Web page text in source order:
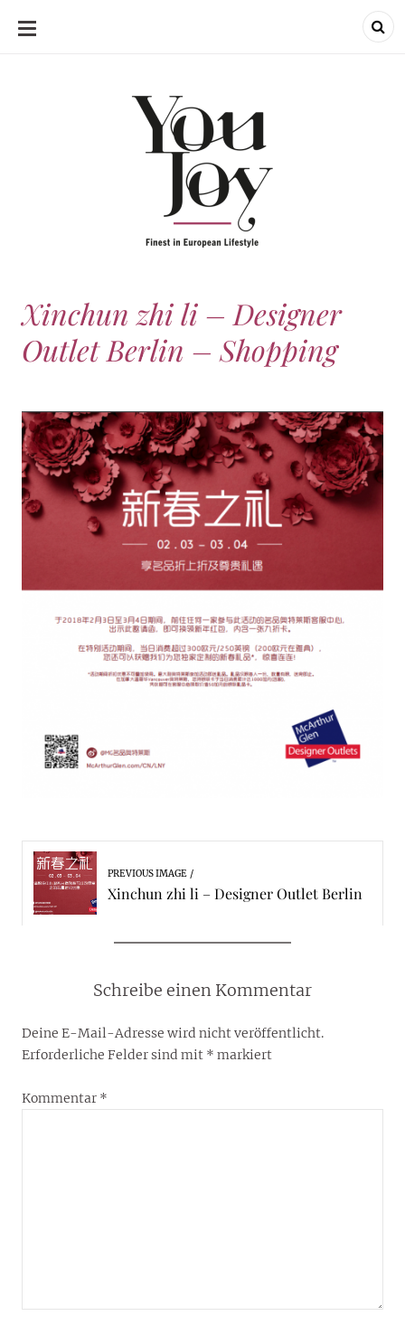
SKIP
Xinchun zhi li – Designer
Outlet Berlin – Shopping
PREVIOUS IMAGE
Xinchun zhi li – Designer Outlet Berlin
Schreibe einen Kommentar
Deine E-Mail-Adresse wird nicht veröffentlicht.
Erforderliche Felder sind mit * markiert
Kommentar *